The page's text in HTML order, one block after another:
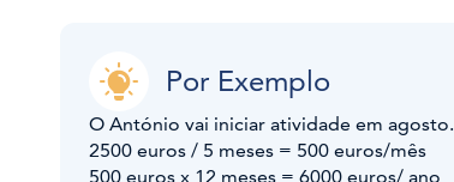
Por Exemplo
O António vai iniciar atividade em
2500 euros / 5 meses = 500 euros/mês